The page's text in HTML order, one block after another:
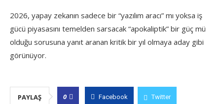
2026, yapay zekanın sadece bir “yazılım aracı” mı yoksa iş
gücü piyasasını temelden sarsacak “apokaliptik” bir güç mü
olduğu sorusuna yanıt aranan kritik bir yıl olmaya aday gibi
görünüyor.
PAYLAŞ 0 Facebook Twitter